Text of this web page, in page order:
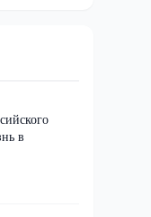
в